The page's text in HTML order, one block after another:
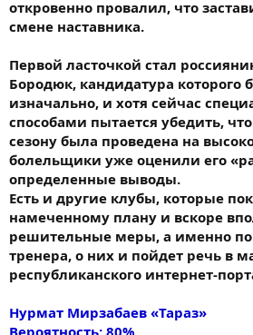
откровенно провалил, что
смене наставника.
Первой ласточкой стал
Бородюк, кандидатура которого
изначально, и хотя сейчас
способами пытается убедить,
сезону была проведена на
болельщики уже оценили его
определенные выводы.
Есть и другие клубы, которые
намеченному плану и вскоре
решительные меры, а именно
тренера, о них и пойдет речь в
республиканского интернет-
Нурмат Мирзабаев «Тараз»
Вероятность: 80%.